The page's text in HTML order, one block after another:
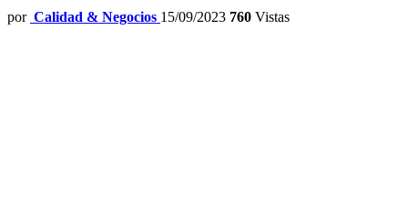
por Calidad & Negocios 15/09/2023 760 Vistas